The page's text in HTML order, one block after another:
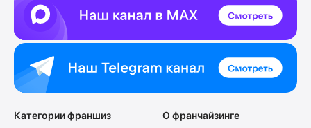
Категории франшиз
О франчайзинге